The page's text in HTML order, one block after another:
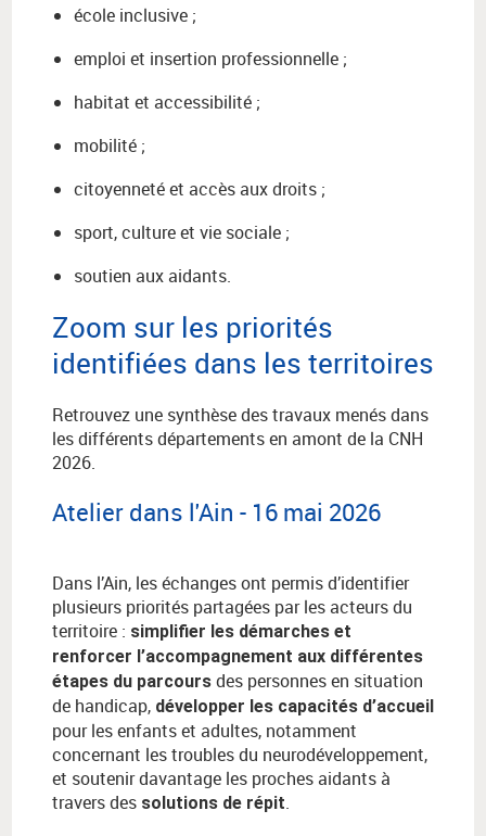
école inclusive ;
emploi et insertion professionnelle ;
habitat et accessibilité ;
mobilité ;
citoyenneté et accès aux droits ;
sport, culture et vie sociale ;
soutien aux aidants.
Zoom sur les priorités
identifiées dans les territoires
Retrouvez une synthèse des travaux menés dans
les différents départements en amont de la CNH
2026.
Atelier dans l'Ain - 16 mai 2026
Dans l’Ain, les échanges ont permis d’identifier
plusieurs priorités partagées par les acteurs du
territoire : simplifier les démarches et
renforcer l’accompagnement aux différentes
étapes du parcours des personnes en situation
de handicap, développer les capacités d’accueil
pour les enfants et adultes, notamment
concernant les troubles du neurodéveloppement,
et soutenir davantage les proches aidants à
travers des solutions de répit.